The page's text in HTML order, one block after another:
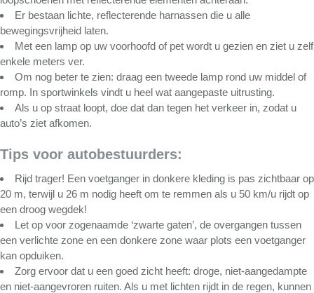
Er bestaan lichte, reflecterende harnassen die u alle
bewegingsvrijheid laten.
Met een lamp op uw voorhoofd of pet wordt u gezien en ziet u zelf
enkele meters ver.
Om nog beter te zien: draag een tweede lamp rond uw middel of
romp. In sportwinkels vindt u heel wat aangepaste uitrusting.
Als u op straat loopt, doe dat dan tegen het verkeer in, zodat u
auto’s ziet afkomen.
Tips voor autobestuurders:
Rijd trager! Een voetganger in donkere kleding is pas zichtbaar op
20 m, terwijl u 26 m nodig heeft om te remmen als u 50 km/u rijdt op
een droog wegdek!
Let op voor zogenaamde ‘zwarte gaten’, de overgangen tussen
een verlichte zone en een donkere zone waar plots een voetganger
kan opduiken.
Zorg ervoor dat u een goed zicht heeft: droge, niet-aangedampte
en niet-aangevroren ruiten. Als u met lichten rijdt in de regen, kunnen